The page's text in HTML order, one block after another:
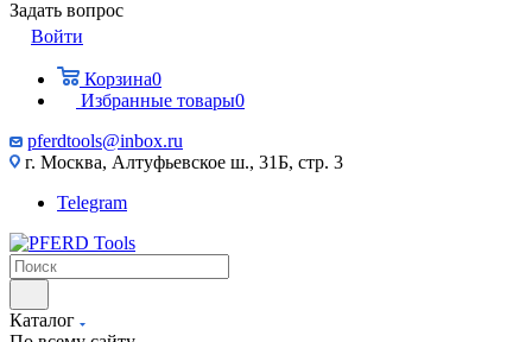
Задать вопрос
Войти
Корзина0
Избранные товары0
pferdtools@inbox.ru
г. Москва, Алтуфьевское ш., 31Б, стр. 3
Telegram
Каталог